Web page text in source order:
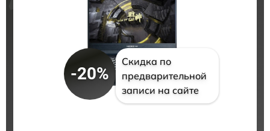
-20%
Скидка по
предварительной
записи на сайте